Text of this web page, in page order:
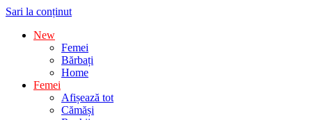
Sari la conținut
New
Femei
Bărbați
Home
Femei
Afișează tot
Cămăși